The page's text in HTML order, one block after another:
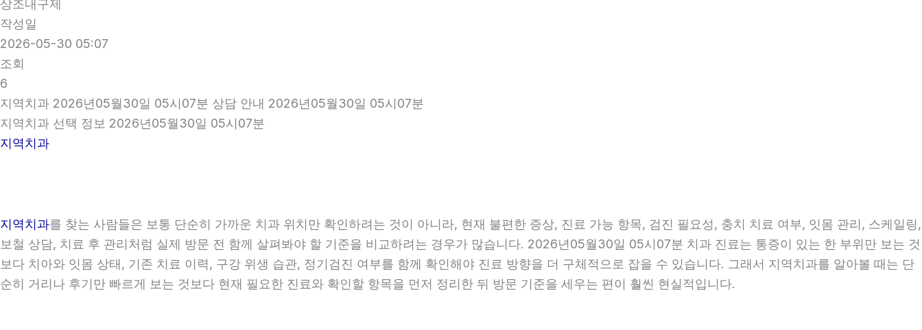
상조내구제
작성일
2026-05-30 05:07
조회
6
지역치과 2026년05월30일 05시07분 상담 안내 2026년05월30일 05시07분
지역치과 선택 정보 2026년05월30일 05시07분
지역치과
지역치과를 찾는 사람들은 보통 단순히 가까운 치과 위치만 확인하려는 것이 아니라, 현재 불편한 증상, 진료 가능 항목, 검진 필요성, 충치 치료 여부, 잇몸 관리, 스케일링,
보철 상담, 치료 후 관리처럼 실제 방문 전 함께 살펴봐야 할 기준을 비교하려는 경우가 많습니다. 2026년05월30일 05시07분 치과 진료는 통증이 있는 한 부위만 보는 것
보다 치아와 잇몸 상태, 기존 치료 이력, 구강 위생 습관, 정기검진 여부를 함께 확인해야 진료 방향을 더 구체적으로 잡을 수 있습니다. 그래서 지역치과를 알아볼 때는 단
순히 거리나 후기만 빠르게 보는 것보다 현재 필요한 진료와 확인할 항목을 먼저 정리한 뒤 방문 기준을 세우는 편이 훨씬 현실적입니다.